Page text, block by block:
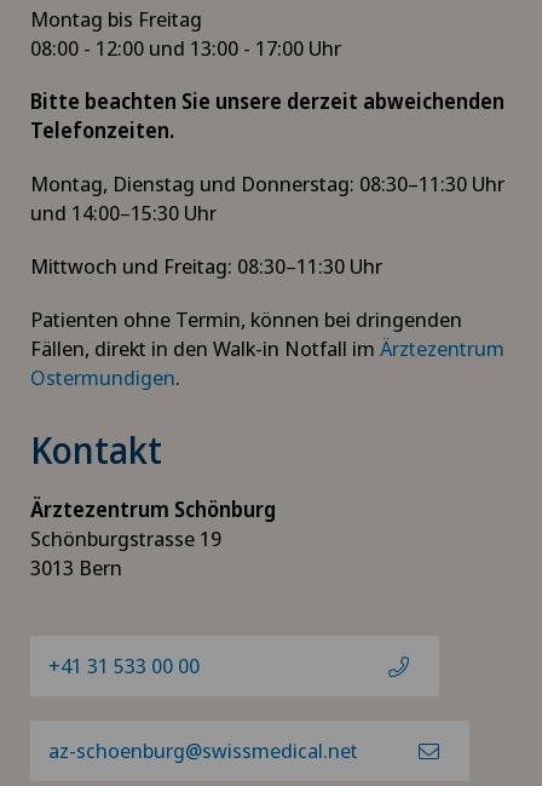
Montag bis Freitag
08:00 - 12:00 und 13:00 - 17:00 Uhr
Bitte beachten Sie unsere derzeit abweichenden
Telefonzeiten.
Montag, Dienstag und Donnerstag: 08:30–11:30 Uhr
und 14:00–15:30 Uhr
Mittwoch und Freitag: 08:30–11:30 Uhr
Patienten ohne Termin, können bei dringenden
Fällen, direkt in den Walk-in Notfall im Ärztezentrum
Ostermundigen.
Kontakt
Ärztezentrum Schönburg
Schönburgstrasse 19
3013 Bern
+41 31 533 00 00
az-schoenburg@swissmedical.net